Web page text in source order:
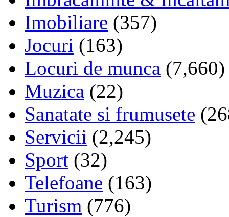
Imobiliare (357)
Jocuri (163)
Locuri de munca (7,660)
Muzica (22)
Sanatate si frumusete
Servicii (2,245)
Sport (32)
Telefoane (163)
Turism (776)